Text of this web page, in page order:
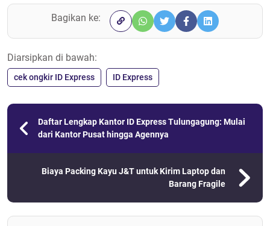
Bagikan ke:
Diarsipkan di bawah:
cek ongkir ID Express ID Express
Daftar Lengkap Kantor ID Express Tulungagung: Mulai
dari Kantor Pusat hingga Agennya
Biaya Packing Kayu J&T untuk Kirim Laptop dan
Barang Fragile